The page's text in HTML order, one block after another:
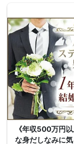
《年収500万円
な身だしなみに